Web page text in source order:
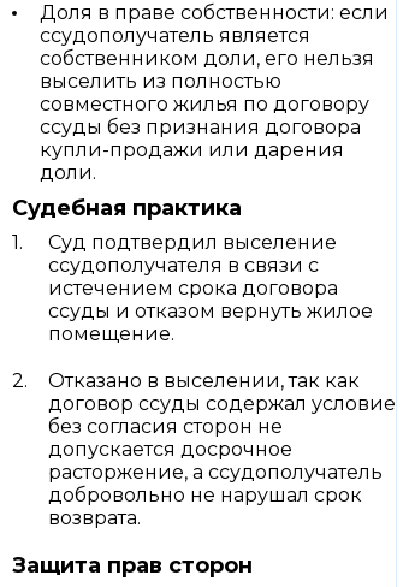
Доля в праве собственности: если
ссудополучатель является
собственником доли, его нельзя
выселить из полностью
совместного жилья по договору
ссуды без признания договора
купли-продажи или дарения
доли.
Судебная практика
Суд подтвердил выселение
ссудополучателя в связи с
истечением срока договора
ссуды и отказом вернуть жилое
помещение.
Отказано в выселении, так как
договор ссуды содержал условие
без согласия сторон не
допускается досрочное
расторжение, а ссудополучатель
добровольно не нарушал срок
возврата.
Защита прав сторон